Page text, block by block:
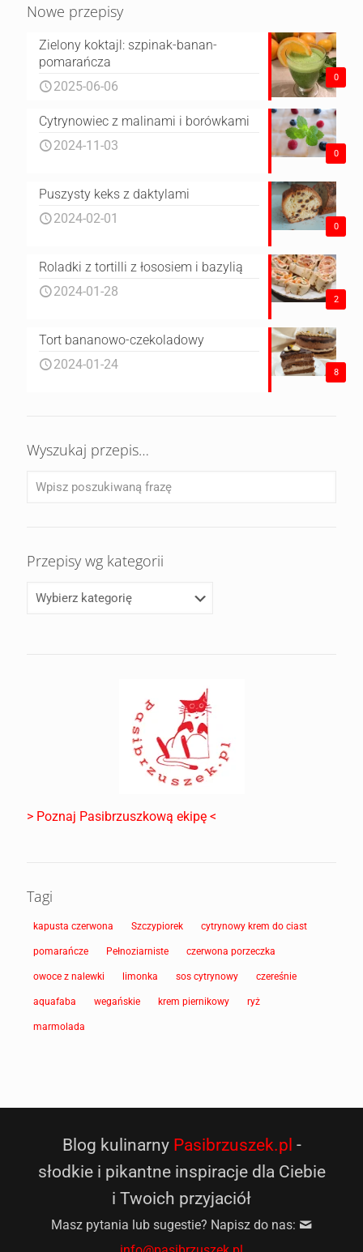
Nowe przepisy
0
Zielony koktajl: szpinak-banan-
pomarańcza
2025-06-06
0
Cytrynowiec z malinami i borówkami
2024-11-03
0
Puszysty keks z daktylami
2024-02-01
2
Roladki z tortilli z łososiem i bazylią
2024-01-28
8
Tort bananowo-czekoladowy
2024-01-24
Wyszukaj przepis…
Przepisy wg kategorii
> Poznaj Pasibrzuszkową ekipę <
Tagi
kapusta czerwona Szczypiorek cytrynowy krem do ciast
pomarańcze Pełnoziarniste czerwona porzeczka
owoce z nalewki limonka sos cytrynowy czereśnie
aquafaba wegańskie krem piernikowy ryż
marmolada
Blog kulinarny Pasibrzuszek.pl -
słodkie i pikantne inspiracje dla Ciebie
i Twoich przyjaciół
Masz pytania lub sugestie? Napisz do nas: